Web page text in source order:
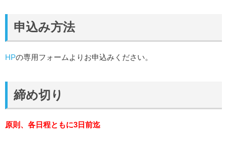
申込み方法
HPの専用フォームよりお申込みください。
締め切り
原則、各日程ともに3日前迄